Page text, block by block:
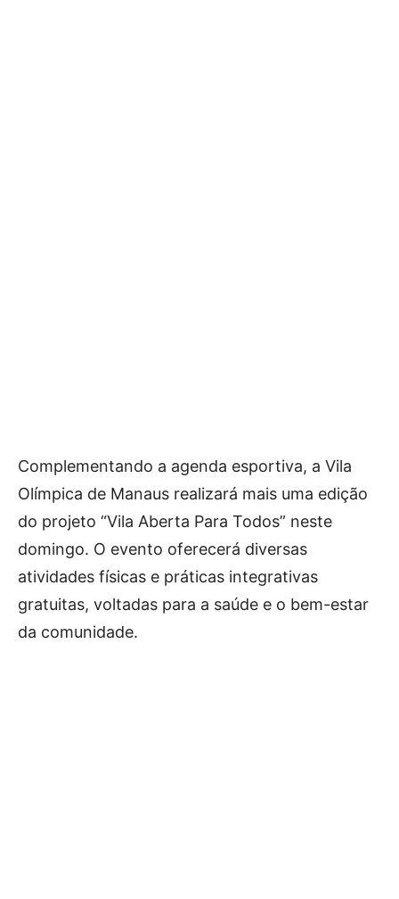
Complementando a agenda esportiva, a Vila
Olímpica de Manaus realizará mais uma edição
do projeto “Vila Aberta Para Todos” neste
domingo. O evento oferecerá diversas
atividades físicas e práticas integrativas
gratuitas, voltadas para a saúde e o bem-estar
da comunidade.